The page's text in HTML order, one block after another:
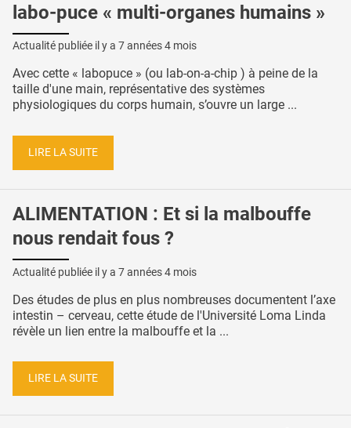
labo-puce « multi-organes humains »
Actualité publiée il y a 7 années 4 mois
Avec cette « labopuce » (ou lab-on-a-chip ) à peine de la
taille d'une main, représentative des systèmes
physiologiques du corps humain, s’ouvre un large ...
LIRE LA SUITE
ALIMENTATION : Et si la malbouffe
nous rendait fous ?
Actualité publiée il y a 7 années 4 mois
Des études de plus en plus nombreuses documentent l’axe
intestin – cerveau, cette étude de l'Université Loma Linda
révèle un lien entre la malbouffe et la ...
LIRE LA SUITE